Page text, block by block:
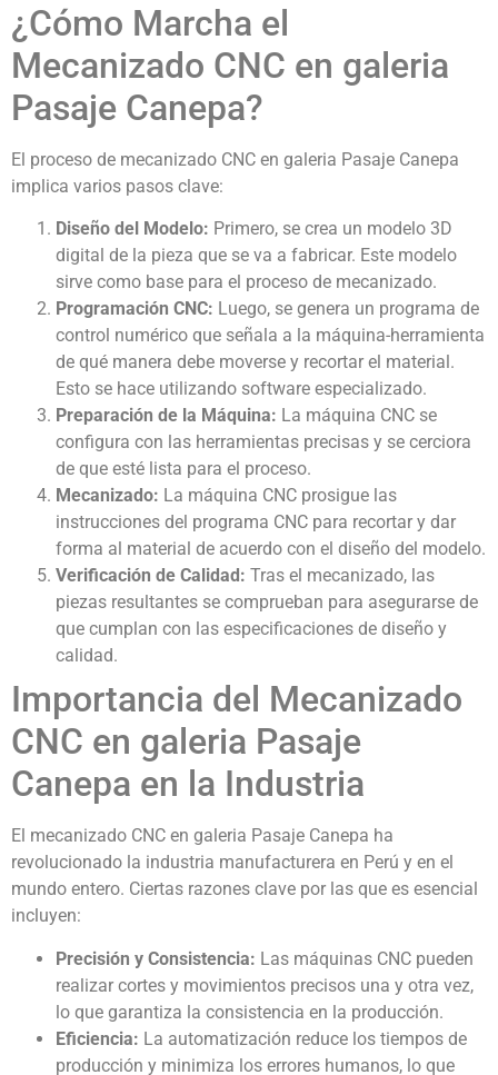
¿Cómo Marcha el
Mecanizado CNC en galeria
Pasaje Canepa?
El proceso de mecanizado CNC en galeria Pasaje Canepa
implica varios pasos clave:
Diseño del Modelo: Primero, se crea un modelo 3D
digital de la pieza que se va a fabricar. Este modelo
sirve como base para el proceso de mecanizado.
Programación CNC: Luego, se genera un programa de
control numérico que señala a la máquina-herramienta
de qué manera debe moverse y recortar el material.
Esto se hace utilizando software especializado.
Preparación de la Máquina: La máquina CNC se
configura con las herramientas precisas y se cerciora
de que esté lista para el proceso.
Mecanizado: La máquina CNC prosigue las
instrucciones del programa CNC para recortar y dar
forma al material de acuerdo con el diseño del modelo.
Verificación de Calidad: Tras el mecanizado, las
piezas resultantes se comprueban para asegurarse de
que cumplan con las especificaciones de diseño y
calidad.
Importancia del Mecanizado
CNC en galeria Pasaje
Canepa en la Industria
El mecanizado CNC en galeria Pasaje Canepa ha
revolucionado la industria manufacturera en Perú y en el
mundo entero. Ciertas razones clave por las que es esencial
incluyen:
Precisión y Consistencia: Las máquinas CNC pueden
realizar cortes y movimientos precisos una y otra vez,
lo que garantiza la consistencia en la producción.
Eficiencia: La automatización reduce los tiempos de
producción y minimiza los errores humanos, lo que